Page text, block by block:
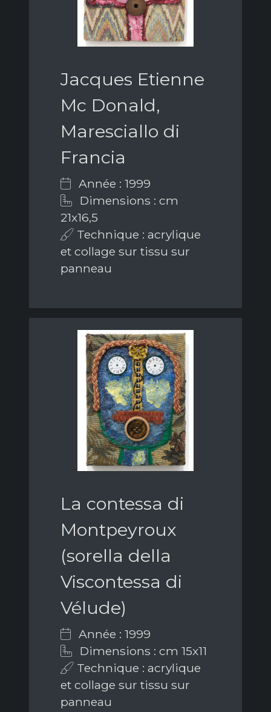
Jacques Etienne
Mc Donald,
Maresciallo di
Francia
Année : 1999
Dimensions : cm
21x16,5
Technique : acrylique
et collage sur tissu sur
panneau
La contessa di
Montpeyroux
(sorella della
Viscontessa di
Vélude)
Année : 1999
Dimensions : cm 15x11
Technique : acrylique
et collage sur tissu sur
panneau